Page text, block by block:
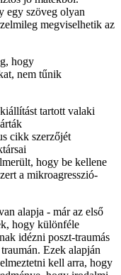
egy szöveg olyan
megviselhetik az
hogy
nem tűnik
tartott valaki
cikk szerzőjét
hogy be kellene
a mikroagresszió-
alapja - már az első
hogy különféle
idézni poszt-traumás
Ezek alapján
kell arra, hogy